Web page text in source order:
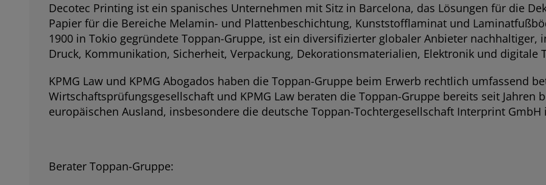
Decotec Printing ist ein spanisches Unternehmen mit Sitz in Barcelona, das Lösungen für die
Papier für die Bereiche Melamin- und Plattenbeschichtung, Kunststofflaminat und
1900 in Tokio gegründete Toppan-Gruppe, ist ein diversifizierter globaler Anbieter nachhaltiger,
Druck, Kommunikation, Sicherheit, Verpackung, Dekorationsmaterialien, Elektronik und digitale
KPMG Law und KPMG Abogados haben die Toppan-Gruppe beim Erwerb rechtlich umfassend
Wirtschaftsprüfungsgesellschaft und KPMG Law beraten die Toppan-Gruppe bereits seit Jahren
europäischen Ausland, insbesondere die deutsche Toppan-Tochtergesellschaft Interprint
Berater Toppan-Gruppe: